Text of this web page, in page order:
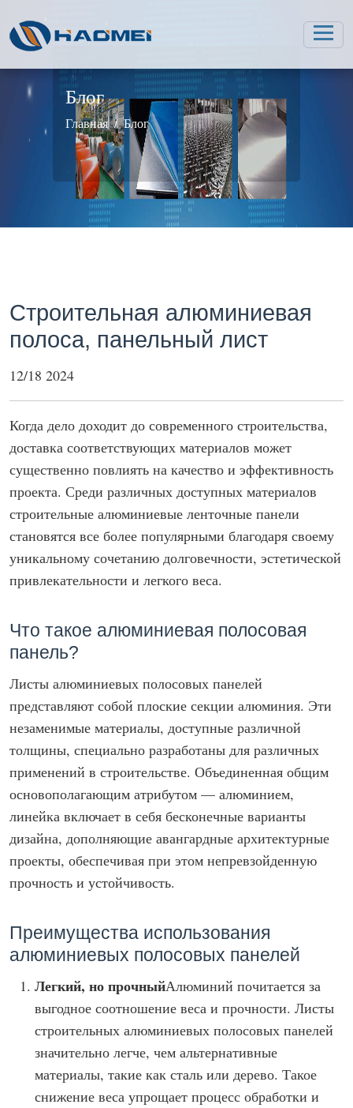
Блог
Главная Блог
Строительная алюминиевая
полоса, панельный лист
12/18 2024
Когда дело доходит до современного строительства,
доставка соответствующих материалов может
существенно повлиять на качество и эффективность
проекта. Среди различных доступных материалов
строительные алюминиевые ленточные панели
становятся все более популярными благодаря своему
уникальному сочетанию долговечности, эстетической
привлекательности и легкого веса.
Что такое алюминиевая полосовая
панель?
Листы алюминиевых полосовых панелей
представляют собой плоские секции алюминия. Эти
незаменимые материалы, доступные различной
толщины, специально разработаны для различных
применений в строительстве. Объединенная общим
основополагающим атрибутом — алюминием,
линейка включает в себя бесконечные варианты
дизайна, дополняющие авангардные архитектурные
проекты, обеспечивая при этом непревзойденную
прочность и устойчивость.
Преимущества использования
алюминиевых полосовых панелей
Легкий, но прочныйАлюминий почитается за
выгодное соотношение веса и прочности. Листы
строительных алюминиевых полосовых панелей
значительно легче, чем альтернативные
материалы, такие как сталь или дерево. Такое
снижение веса упрощает процесс обработки и